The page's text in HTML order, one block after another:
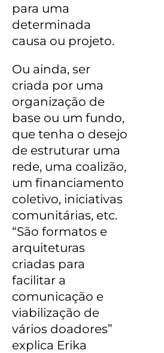
para uma
determinada
causa ou projeto.
Ou ainda, ser
criada por uma
organização de
base ou um fundo,
que tenha o desejo
de estruturar uma
rede, uma coalizão,
um financiamento
coletivo, iniciativas
comunitárias, etc.
“São formatos e
arquiteturas
criadas para
facilitar a
comunicação e
viabilização de
vários doadores”
explica Erika